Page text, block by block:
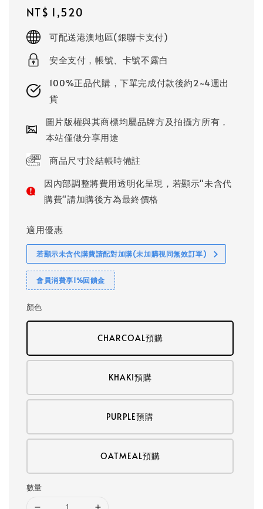
Regular
price
NT$ 1,520
可配送港澳地區(銀聯卡支付)
安全支付，帳號、卡號不露白
100%正品代購，下單完成付款後約2~4週出
貨
圖片版權與其商標均屬品牌方及拍攝方所有，
本站僅做分享用途
商品尺寸於結帳時備註
因內部調整將費用透明化呈現，若顯示"未含代
購費"請加購後方為最終價格
適用優惠
若顯示未含代購費請配對加購(未加購視同無效訂單)
會員消費享1%回饋金
顏色
CHARCOAL預購
KHAKI預購
PURPLE預購
OATMEAL預購
數量